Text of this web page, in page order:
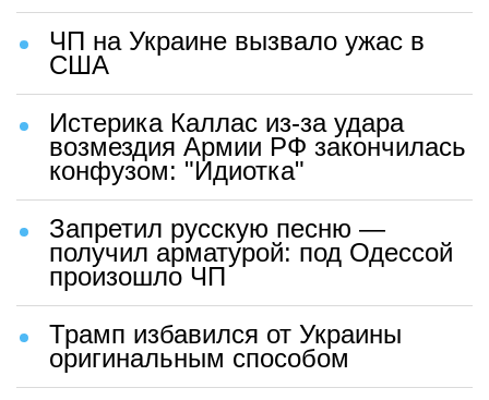
ЧП на Украине вызвало ужас в
США
Истерика Каллас из-за удара
возмездия Армии РФ закончилась
конфузом: "Идиотка"
Запретил русскую песню —
получил арматурой: под Одессой
произошло ЧП
Трамп избавился от Украины
оригинальным способом